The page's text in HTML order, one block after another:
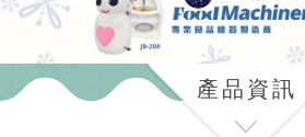
產品資訊